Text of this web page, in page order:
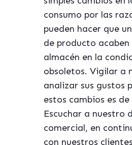
consumo por las
pueden hacer que
de producto acaben
almacén en la
obsoletos. Vigilar a
analizar sus gustos
estos cambios es
Escuchar a nuestro
comercial, en
con nuestros